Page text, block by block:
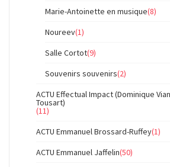
Marie-Antoinette en musique(8)
Noureev(1)
Salle Cortot(9)
Souvenirs souvenirs(2)
ACTU Effectual Impact (Dominique
Tousart)
(11)
ACTU Emmanuel Brossard-Ruffey(1)
ACTU Emmanuel Jaffelin(50)